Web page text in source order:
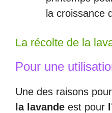
la croissance
La récolte de la
Pour une
Une des raisons
la lavande est pour